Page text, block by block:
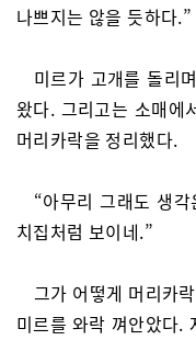
나쁘지는 않을 듯하다.”
미르가 고개를 돌리
왔다. 그리고는 소매에
머리카락을 정리했다.
“아무리 그래도 생
치집처럼 보이네.”
그가 어떻게 머리카
미르를 와락 껴안았다.